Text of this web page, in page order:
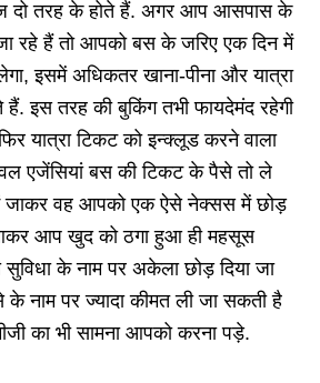
दो तरह के होते हैं. अगर आप आसपास के
रहे हैं तो आपको बस के जरिए एक दिन में
इसमें अधिकतर खाना-पीना और यात्रा
हैं. इस तरह की बुकिंग तभी फायदेमंद रहेगी
यात्रा टिकट को इन्क्लूड करने वाला
एजेंसियां बस की टिकट के पैसे तो ले
जाकर वह आपको एक ऐसे नेक्सस में छोड़
आप खुद को ठगा हुआ ही महसूस
के नाम पर अकेला छोड़ दिया जा
नाम पर ज्यादा कीमत ली जा सकती है
का भी सामना आपको करना पड़े.